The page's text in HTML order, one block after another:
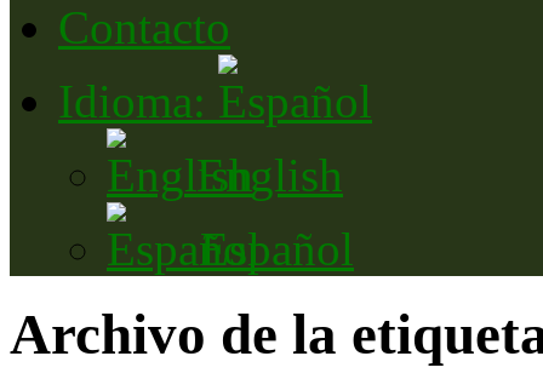
Contacto
Idioma:
English
Español
Archivo de la